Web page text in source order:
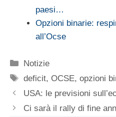
paesi…
Opzioni binarie:
all’Ocse
Categorie
Notizie
Tag
deficit,OCSE,opzioni
USA: le previsioni
Ci sarà il rally di fine